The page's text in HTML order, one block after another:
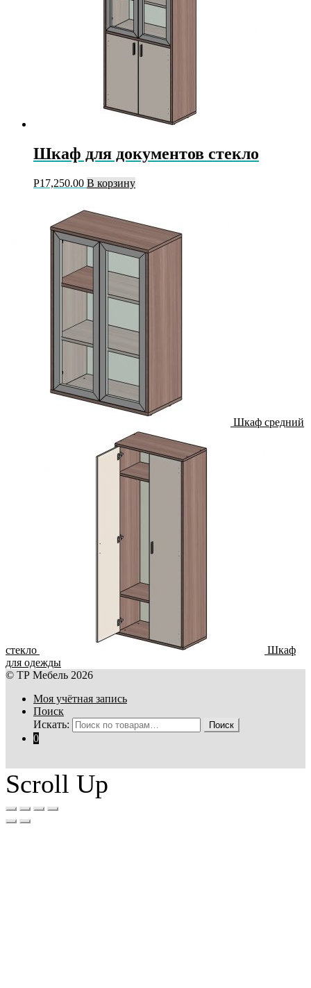
Шкаф для документов стекло
Р17,250.00 В корзину
Шкаф средний
стекло
Шкаф
для одежды
© ТР Мебель 2026
Моя учётная запись
Поиск
Искать:
Поиск
0
Scroll Up